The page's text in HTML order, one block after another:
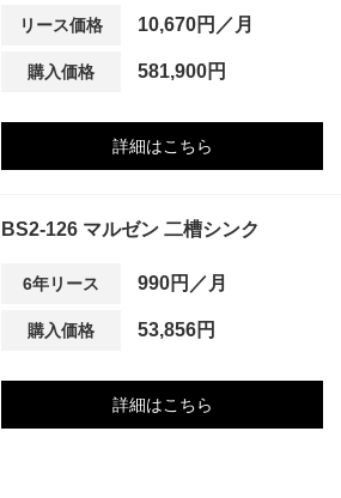
リース価格 10,670円／月
購入価格 581,900円
詳細はこちら
BS2-126 マルゼン 二槽シンク
6年リース 990円／月
購入価格 53,856円
詳細はこちら